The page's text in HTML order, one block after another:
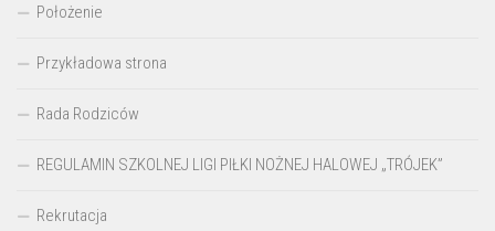
Położenie
Przykładowa strona
Rada Rodziców
REGULAMIN SZKOLNEJ LIGI PIŁKI NOŻNEJ HALOWEJ „TRÓJEK”
Rekrutacja